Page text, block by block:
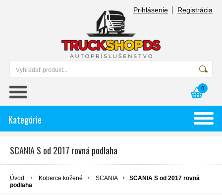
Prihlásenie Registrácia
0
Kategórie
SCANIA S od 2017 rovná podlaha
Úvod Koberce kožené SCANIA
SCANIA S od 2017 rovná
podlaha